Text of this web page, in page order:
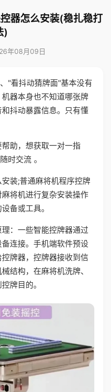
器怎么安装(稳扎稳打
)
年08月09日
"看抖动猜牌面"基本没有
器本身也不知道哪张牌
抖动暴露信息。只有懂
助，想获取一对一指
时交流 。
装;普通麻将机程序控牌
将机进行复杂安装操作
备或工具。
：一些智能控牌器通过
连接。手机端软件预设
牌器，控牌器接收到信
结构，在麻将机洗牌、
牌目的。